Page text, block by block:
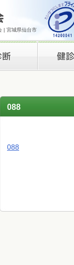
| 宮城県仙台市
088
088